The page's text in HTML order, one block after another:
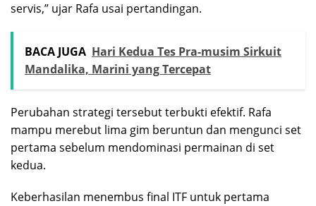
servis,” ujar Rafa usai pertandingan.
BACA JUGA Hari Kedua Tes Pra-musim Sirkuit
Mandalika, Marini yang Tercepat
Perubahan strategi tersebut terbukti efektif. Rafa
mampu merebut lima gim beruntun dan mengunci set
pertama sebelum mendominasi permainan di set
kedua.
Keberhasilan menembus final ITF untuk pertama